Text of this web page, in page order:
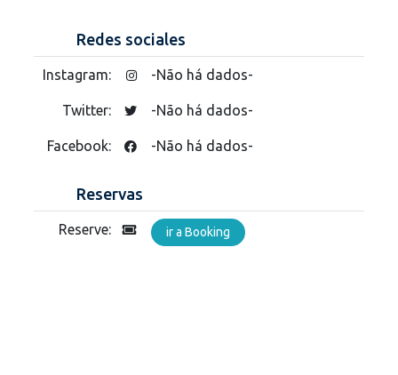
Redes sociales
Instagram: -Não há dados-
Twitter: -Não há dados-
Facebook: -Não há dados-
Reservas
Reserve: ir a Booking